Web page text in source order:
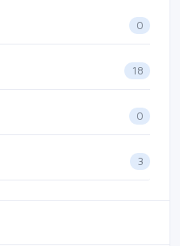
0
18
0
3